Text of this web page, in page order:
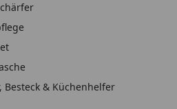
Besteck & Küchenhelfer